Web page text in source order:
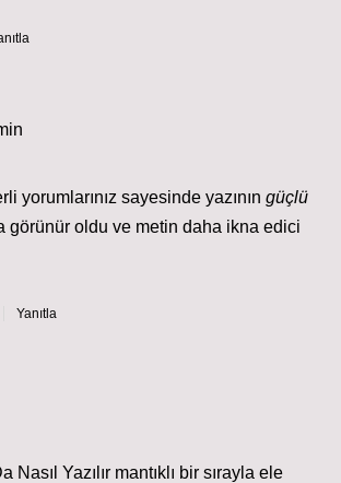
yorumlarınız sayesinde yazının güçlü
görünür oldu ve metin daha ikna edici
Yanıtla
Nasıl Yazılır mantıklı bir sırayla ele